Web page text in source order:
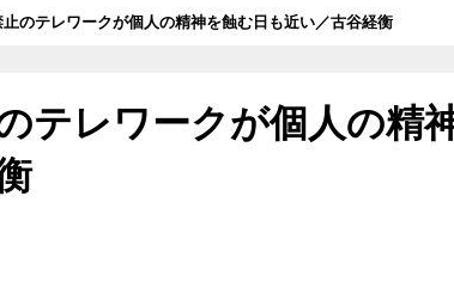
のテレワークが個人の精神を蝕む日も近い／古谷経衡
テレワークが個人の精